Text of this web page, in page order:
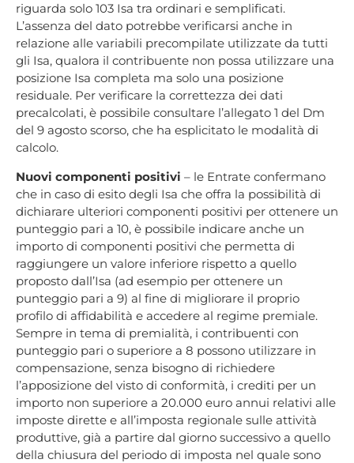
riguarda solo 103 Isa tra ordinari e semplificati.
L’assenza del dato potrebbe verificarsi anche in
relazione alle variabili precompilate utilizzate da tutti
gli Isa, qualora il contribuente non possa utilizzare una
posizione Isa completa ma solo una posizione
residuale. Per verificare la correttezza dei dati
precalcolati, è possibile consultare l’allegato 1 del Dm
del 9 agosto scorso, che ha esplicitato le modalità di
calcolo.
Nuovi componenti positivi – le Entrate confermano
che in caso di esito degli Isa che offra la possibilità di
dichiarare ulteriori componenti positivi per ottenere un
punteggio pari a 10, è possibile indicare anche un
importo di componenti positivi che permetta di
raggiungere un valore inferiore rispetto a quello
proposto dall’Isa (ad esempio per ottenere un
punteggio pari a 9) al fine di migliorare il proprio
profilo di affidabilità e accedere al regime premiale.
Sempre in tema di premialità, i contribuenti con
punteggio pari o superiore a 8 possono utilizzare in
compensazione, senza bisogno di richiedere
l’apposizione del visto di conformità, i crediti per un
importo non superiore a 20.000 euro annui relativi alle
imposte dirette e all’imposta regionale sulle attività
produttive, già a partire dal giorno successivo a quello
della chiusura del periodo di imposta nel quale sono